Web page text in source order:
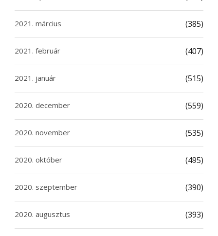
2021. március (385)
2021. február (407)
2021. január (515)
2020. december (559)
2020. november (535)
2020. október (495)
2020. szeptember (390)
2020. augusztus (393)